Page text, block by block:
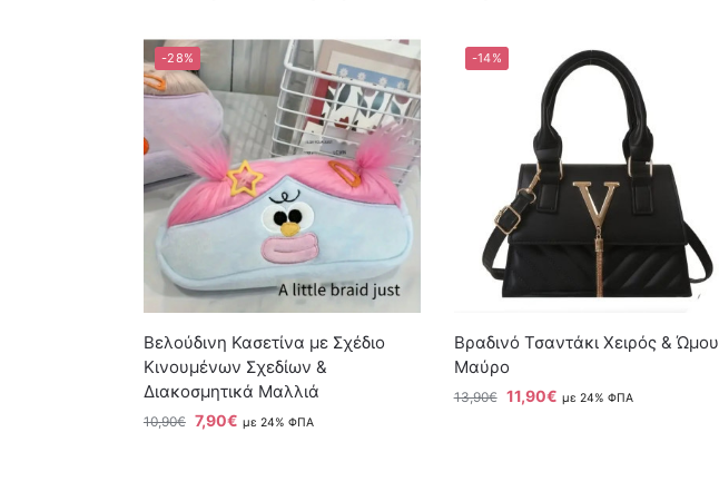
-28%
Βελούδινη Κασετίνα με Σχέδιο
Κινουμένων Σχεδίων &
Διακοσμητικά Μαλλιά
10,90€ 7,90€ με 24% ΦΠΑ
-14%
Βραδινό Τσαντάκι Χειρός & Ώμου
Μαύρο
13,90€ 11,90€ με 24% ΦΠΑ